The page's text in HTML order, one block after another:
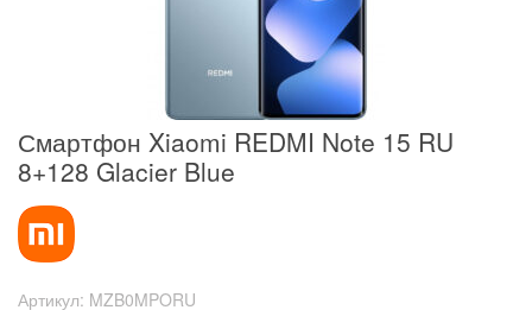
Смартфон Xiaomi REDMI Note 15 RU
8+128 Glacier Blue
Артикул: MZB0MPORU